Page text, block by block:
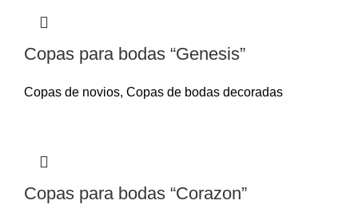
Copas para bodas “Genesis”
Copas de novios, Copas de bodas decoradas
Copas para bodas “Corazon”